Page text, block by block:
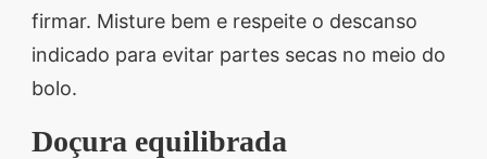
firmar. Misture bem e respeite o descanso
indicado para evitar partes secas no meio do
bolo.
Doçura equilibrada